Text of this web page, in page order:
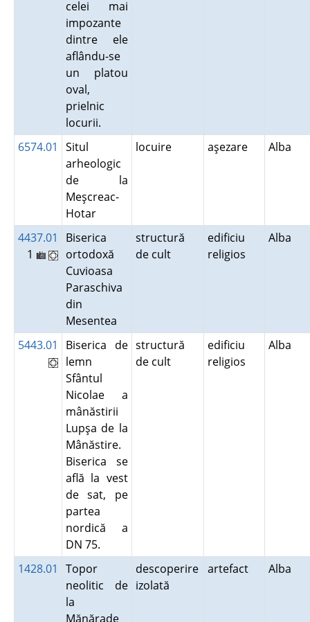
celei mai
impozante
dintre ele
aflându-se
un platou
oval,
prielnic
locurii.
6574.01
Situl
arheologic
de la
Meşcreac-
Hotar
locuire aşezare Alba
4437.01
1
Biserica
ortodoxă
Cuvioasa
Paraschiva
din
Mesentea
structură
de cult
edificiu
religios
Alba
5443.01
Biserica de
lemn
Sfântul
Nicolae a
mânăstirii
Lupşa de la
Mânăstire.
Biserica se
află la vest
de sat, pe
partea
nordică a
DN 75.
structură
de cult
edificiu
religios
Alba
1428.01
Topor
neolitic de
la
Mănărade
descoperire
izolată
artefact Alba